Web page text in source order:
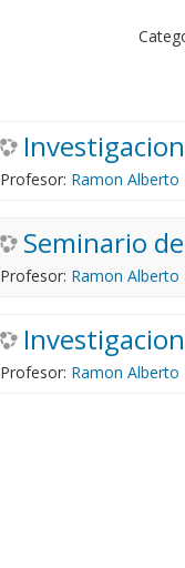
Profesor: Ramon
Seminario
Profesor: Ramon
Profesor: Ramon